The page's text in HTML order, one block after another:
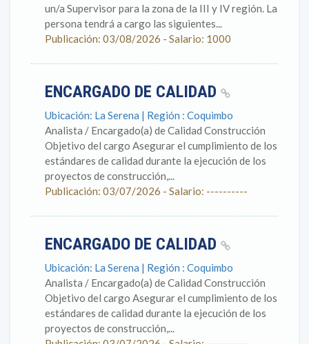
un/a Supervisor para la zona de la III y IV región. La
persona tendrá a cargo las siguientes...
Publicación: 03/08/2026 - Salario: 1000
ENCARGADO DE CALIDAD
Ubicación: La Serena | Región : Coquimbo
Analista / Encargado(a) de Calidad Construcción
Objetivo del cargo Asegurar el cumplimiento de los
estándares de calidad durante la ejecución de los
proyectos de construcción,...
Publicación: 03/07/2026 - Salario: ----------
ENCARGADO DE CALIDAD
Ubicación: La Serena | Región : Coquimbo
Analista / Encargado(a) de Calidad Construcción
Objetivo del cargo Asegurar el cumplimiento de los
estándares de calidad durante la ejecución de los
proyectos de construcción,...